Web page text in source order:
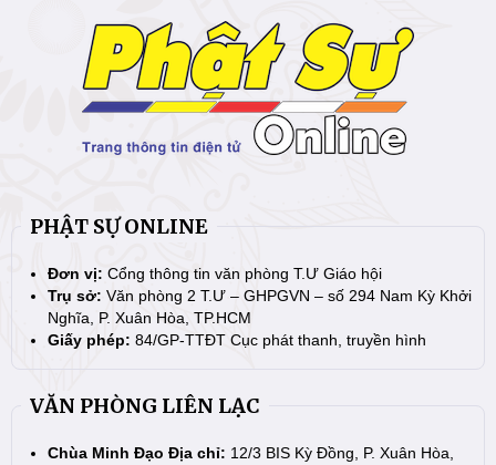
PHẬT SỰ ONLINE
Đơn vị: Cổng thông tin văn phòng T.Ư Giáo hội
Trụ sở: Văn phòng 2 T.Ư – GHPGVN – số 294 Nam Kỳ Khởi
Nghĩa, P. Xuân Hòa, TP.HCM
Giấy phép: 84/GP-TTĐT Cục phát thanh, truyền hình
VĂN PHÒNG LIÊN LẠC
Chùa Minh Đạo Địa chỉ: 12/3 BIS Kỳ Đồng, P. Xuân Hòa,